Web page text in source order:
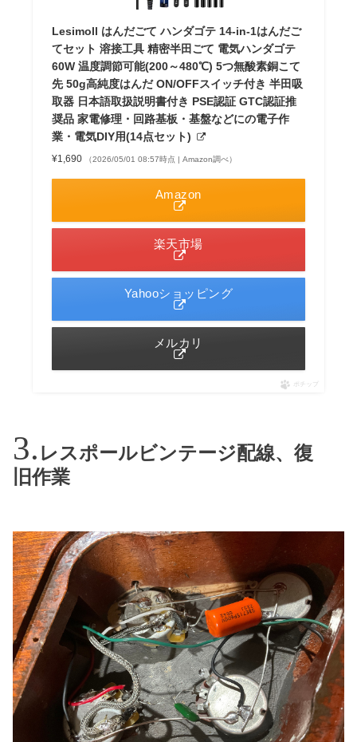
Lesimoll はんだごて ハンダゴテ 14-in-1はんだご
てセット 溶接工具 精密半田ごて 電気ハンダゴテ
60W 温度調節可能(200～480℃) 5つ無酸素銅こて
先 50g高純度はんだ ON/OFFスイッチ付き 半田吸
取器 日本語取扱説明書付き PSE認証 GTC認証推
奨品 家電修理・回路基板・基盤などにの電子作
業・電気DIY用(14点セット)
¥1,690 （2026/05/01 08:57時点 | Amazon調べ）
Amazon
楽天市場
Yahooショッピング
メルカリ
ポチップ
レスポールビンテージ配線、復
旧作業